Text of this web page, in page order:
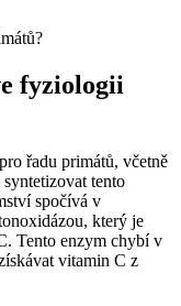
fyziologii
řadu primátů, včetně
tento
spočívá v
který je
Tento enzym chybí v
vitamin C z